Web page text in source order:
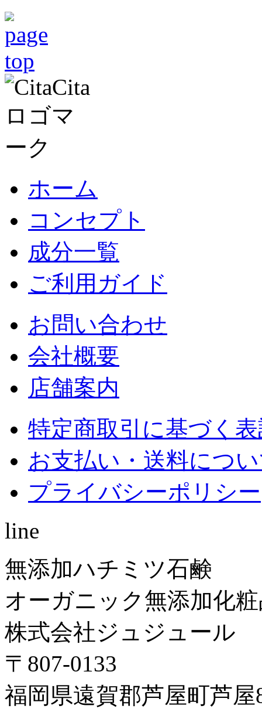
ホーム
コンセプト
成分一覧
ご利用ガイド
お問い合わせ
会社概要
店舗案内
特定商取引に基づく
お支払い・送料につ
プライバシーポリシー
line
無添加ハチミツ石鹸
オーガニック無添加化
株式会社ジュジュール
〒807-0133
福岡県遠賀郡芦屋町芦屋